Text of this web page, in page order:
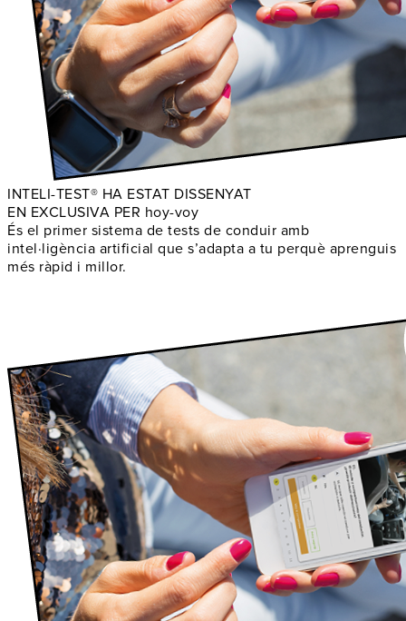
INTELI-TEST® HA ESTAT DISSENYAT
EN EXCLUSIVA PER hoy-voy
És el primer sistema de tests de conduir amb
intel·ligència artificial que s’adapta a tu perquè aprenguis
més ràpid i millor.